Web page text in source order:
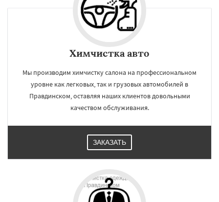
Химчистка авто
Мы производим химчистку салона на профессиональном
уровне как легковых, так и грузовых автомобилей в
Правдинском, оставляя наших клиентов довольными
качеством обслуживания.
ЗАКАЗАТЬ